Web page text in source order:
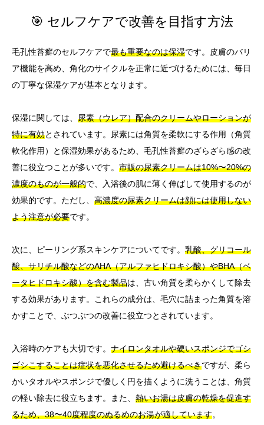
🎯 セルフケアで改善を目指す方法
毛孔性苔癬のセルフケアで最も重要なのは保湿です。皮膚のバリ
ア機能を高め、角化のサイクルを正常に近づけるためには、毎日
の丁寧な保湿ケアが基本となります。
保湿に関しては、 尿素（ウレア）配合のクリームやローションが
特に有効とされています。尿素には角質を柔軟にする作用（角質
軟化作用）と保湿効果があるため、毛孔性苔癬のざらざら感の改
善に役立つことが多いです。 市販の尿素クリームは10%〜20%の
濃度のものが一般的で、入浴後の肌に薄く伸ばして使用するのが
効果的です。ただし、 高濃度の尿素クリームは顔には使用しない
よう注意が必要です。
次に、ピーリング系スキンケアについてです。 乳酸、グリコール
酸、サリチル酸などのAHA（アルファヒドロキシ酸）やBHA（ベ
ータヒドロキシ酸）を含む製品は、古い角質を柔らかくして除去
する効果があります。これらの成分は、毛穴に詰まった角質を溶
かすことで、ぶつぶつの改善に役立つとされています。
入浴時のケアも大切です。 ナイロンタオルや硬いスポンジでゴシ
ゴシこすることは症状を悪化させるため避けるべきですが、柔ら
かいタオルやスポンジで優しく円を描くように洗うことは、角質
の軽い除去に役立ちます。また、 熱いお湯は皮膚の乾燥を促進す
るため、38〜40度程度のぬるめのお湯が適しています。